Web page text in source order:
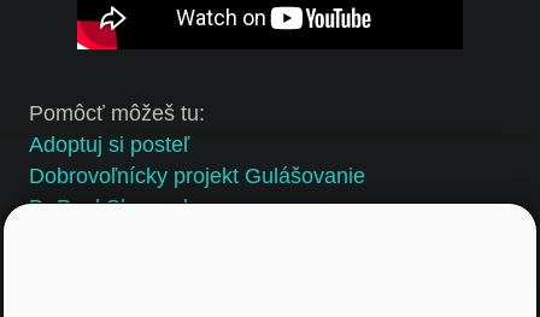
Pomôcť môžeš tu:
Adoptuj si posteľ
Dobrovoľnícky projekt Gulášovanie
DePaul Slovensko